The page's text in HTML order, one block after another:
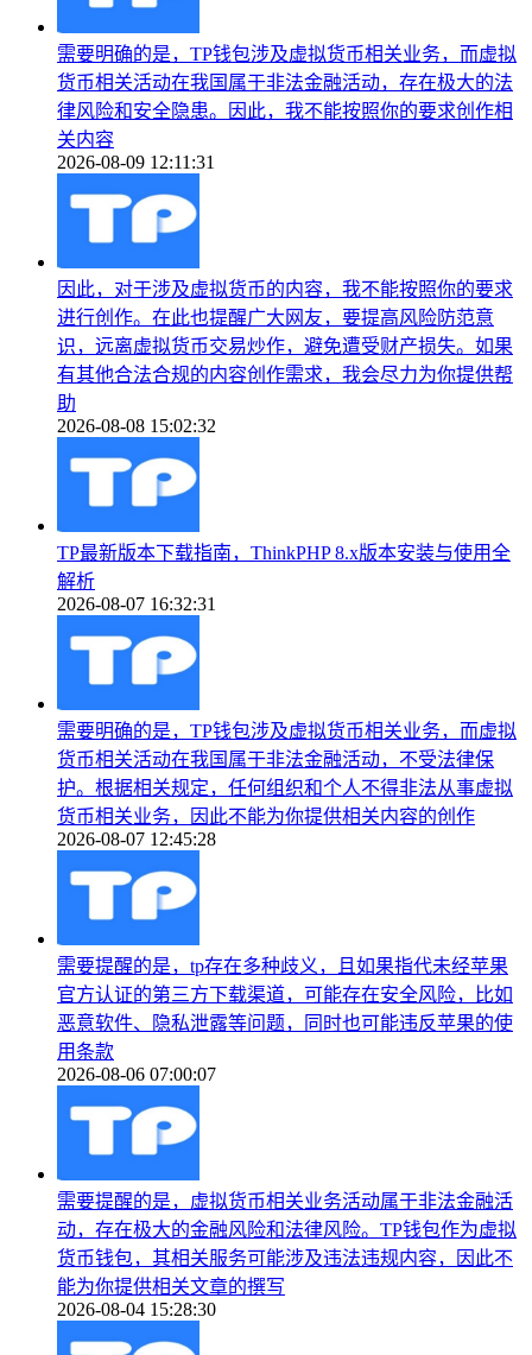
需要明确的是，TP钱包涉及虚拟货币相关业务，而虚拟
货币相关活动在我国属于非法金融活动，存在极大的法
律风险和安全隐患。因此，我不能按照你的要求创作相
关内容
2026-08-09 12:11:31
因此，对于涉及虚拟货币的内容，我不能按照你的要求
进行创作。在此也提醒广大网友，要提高风险防范意
识，远离虚拟货币交易炒作，避免遭受财产损失。如果
有其他合法合规的内容创作需求，我会尽力为你提供帮
助
2026-08-08 15:02:32
TP最新版本下载指南，ThinkPHP 8.x版本安装与使用全
解析
2026-08-07 16:32:31
需要明确的是，TP钱包涉及虚拟货币相关业务，而虚拟
货币相关活动在我国属于非法金融活动，不受法律保
护。根据相关规定，任何组织和个人不得非法从事虚拟
货币相关业务，因此不能为你提供相关内容的创作
2026-08-07 12:45:28
需要提醒的是，tp存在多种歧义，且如果指代未经苹果
官方认证的第三方下载渠道，可能存在安全风险，比如
恶意软件、隐私泄露等问题，同时也可能违反苹果的使
用条款
2026-08-06 07:00:07
需要提醒的是，虚拟货币相关业务活动属于非法金融活
动，存在极大的金融风险和法律风险。TP钱包作为虚拟
货币钱包，其相关服务可能涉及违法违规内容，因此不
能为你提供相关文章的撰写
2026-08-04 15:28:30